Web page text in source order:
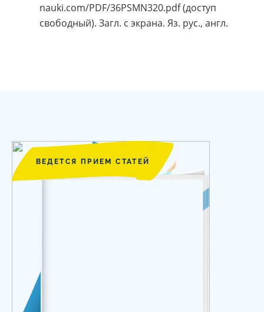
nauki.com/PDF/36PSMN320.pdf (доступ
свободный). Загл. с экрана. Яз. рус., англ.
ВЕДЕТСЯ ПРИЕМ СТАТЕЙ